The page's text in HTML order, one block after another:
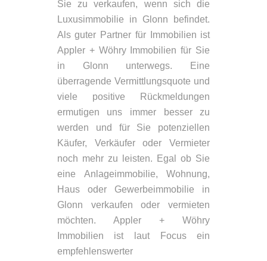
Sie zu verkaufen, wenn sich die
Luxusimmobilie in Glonn befindet.
Als guter Partner für Immobilien ist
Appler + Wöhry Immobilien für Sie
in Glonn unterwegs. Eine
überragende Vermittlungsquote und
viele positive Rückmeldungen
ermutigen uns immer besser zu
werden und für Sie potenziellen
Käufer, Verkäufer oder Vermieter
noch mehr zu leisten. Egal ob Sie
eine Anlageimmobilie, Wohnung,
Haus oder Gewerbeimmobilie in
Glonn verkaufen oder vermieten
möchten. Appler + Wöhry
Immobilien ist laut Focus ein
empfehlenswerter